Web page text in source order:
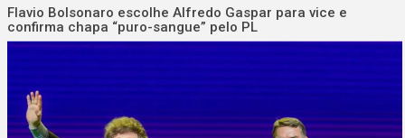
Flavio Bolsonaro escolhe Alfredo Gaspar para vice e
confirma chapa “puro-sangue” pelo PL